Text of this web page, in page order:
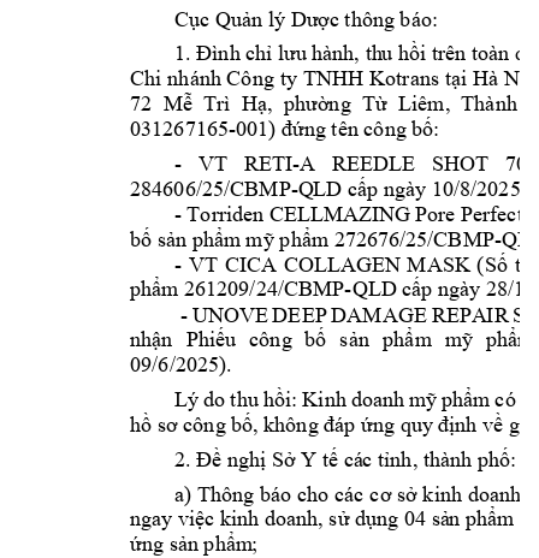
Cục Quản lý Dược thông báo:
1. Đình chỉ lưu hành, thu hồi trên toàn
Chi nhánh Công ty TNHH Kotrans tại Hà Nội
72 Mễ  Trì  Hạ, phường Từ  Liêm,  Thành
031267165-001) đứng tên công bố:
- VT RETI-A REEDLE SHOT
284606/25/CBMP-QLD cấp ngày 10/8/2025
- Torriden CELLMAZING Pore Perfectin
bố sản phẩm mỹ phẩm 272676/25/CBMP-
- VT CICA COLLAGEN MASK (Số
phẩm 261209/24/CBMP-QLD cấp ngày 28/
- UNOVE DEEP DAMAGE REPAIR
nhận Phiếu công bố sản phẩm mỹ
09/6/2025).
Lý do thu hồi: Kinh doanh mỹ phẩm có
hồ sơ công bố, không đáp ứng quy định về ghi
2. Đề nghị Sở Y tế các tỉnh, thành phố:
a) Thông báo cho các cơ sở kinh doanh,
ngay việc kinh doanh, sử dụng 04 sản phẩm
ứng sản phẩm;